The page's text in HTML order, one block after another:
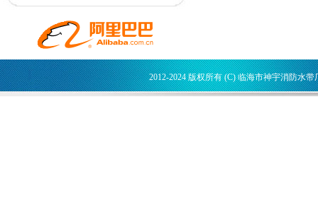
2012-2024 版权所有 (C) 临海市神宇消防水